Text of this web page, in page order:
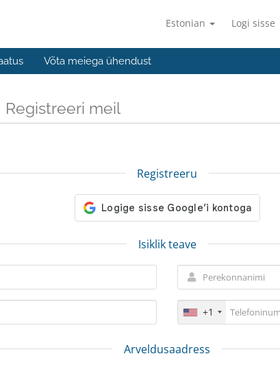
Estonian Logi sisse
Võta meiega ühendust
Registreeri meil
Registreeru
Isiklik teave
+1
Arveldusaadress